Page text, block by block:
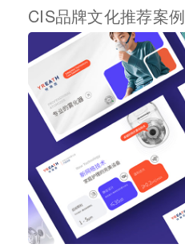
CIS品牌文化推荐案例